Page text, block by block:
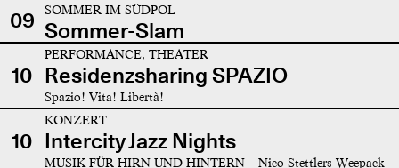
09
SOMMER IM SÜDPOL
Sommer-Slam
10
PERFORMANCE, THEATER
Residenzsharing SPAZIO
Spazio! Vita! Libertà!
10
KONZERT
Intercity Jazz Nights
MUSIK FÜR HIRN UND HINTERN – Nico Stettlers Weepack